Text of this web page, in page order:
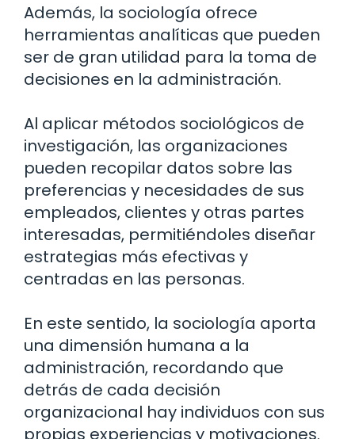
Además, la sociología ofrece
herramientas analíticas que pueden
ser de gran utilidad para la toma de
decisiones en la administración.
Al aplicar métodos sociológicos de
investigación, las organizaciones
pueden recopilar datos sobre las
preferencias y necesidades de sus
empleados, clientes y otras partes
interesadas, permitiéndoles diseñar
estrategias más efectivas y
centradas en las personas.
En este sentido, la sociología aporta
una dimensión humana a la
administración, recordando que
detrás de cada decisión
organizacional hay individuos con sus
propias experiencias y motivaciones.